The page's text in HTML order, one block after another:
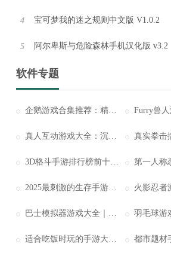
抓抓地牢手机版 v1.0
三角洲行动最新版v1.5
节奏盒子Sprunki模组最
4 宝可梦我的迷之规则中文版 V1.0.2
5 阿尔卑斯与危险森林手机汉化版 v3.2
软件专题
企鹅游戏合集推荐：精选多款可爱企鹅主题手游
真人互动游戏大全：沉浸式演绎你的专属人生
3D格斗手游排行榜前十名：极致打击感与视觉震撼并存的动作盛宴
2025最刺激的生存手游排行榜TOP10：体验真正的荒野求生之路
巴士模拟器游戏大全｜沉浸式驾驶体验与真实还原的城市旅程
适合吃饭时玩的手游大全推荐：轻松畅玩，边吃边享乐